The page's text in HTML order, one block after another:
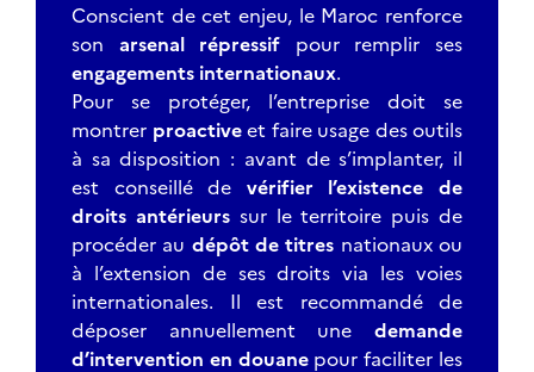
Conscient de cet enjeu, le Maroc renforce
son arsenal répressif pour remplir ses
engagements internationaux.
Pour se protéger, l’entreprise doit se
montrer proactiveet faire usage des outils
à sa disposition : avant de s’implanter, il
est conseillé de vérifier l’existence de
droits antérieurssur le territoire puis de
procéder au dépôt de titres nationaux ou
à l’extension de ses droits via les voies
internationales. Il est recommandé de
déposer annuellement une demande
d’intervention en douanepour faciliter les